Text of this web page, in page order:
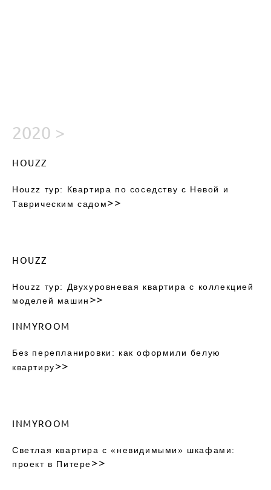
2020 >
HOUZZ
Houzz тур: Квартира по соседству с Невой и
Таврическим садом>>
HOUZZ
Houzz тур: Двухуровневая квартира с коллекцией
моделей машин >>
INMYROOM
Без перепланировки: как оформили белую
квартиру>>
INMYROOM
Светлая квартира с «невидимыми» шкафами:
проект в Питере>>